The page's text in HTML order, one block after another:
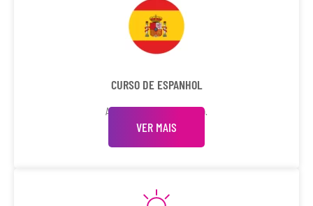
CURSO DE ESPANHOL
Aulas individuais e em grupo.
VER MAIS